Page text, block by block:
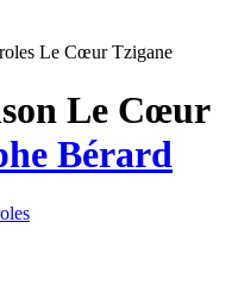
Le Cœur Tzigane
Le Cœur
Bérard